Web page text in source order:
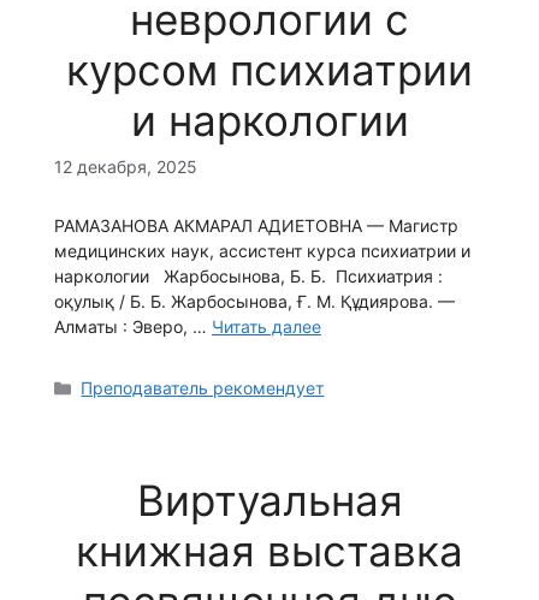
неврологии с
курсом психиатрии
и наркологии
12 декабря, 2025
РАМАЗАНОВА АКМАРАЛ АДИЕТОВНА — Магистр
медицинских наук, ассистент курса психиатрии и
наркологии Жарбосынова, Б. Б. Психиатрия :
оқулық / Б. Б. Жарбосынова, Ғ. М. Құдиярова. —
Алматы : Эверо, … Читать далее
Рубрики
Преподаватель рекомендует
Виртуальная
книжная выставка